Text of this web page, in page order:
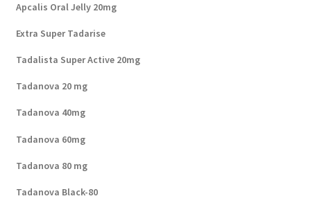
Apcalis Oral Jelly 20mg
Extra Super Tadarise
Tadalista Super Active 20mg
Tadanova 20 mg
Tadanova 40mg
Tadanova 60mg
Tadanova 80 mg
Tadanova Black-80